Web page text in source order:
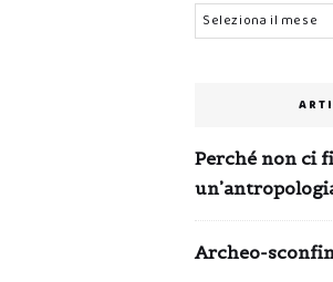
Archivi
Perché non ci
Archeo-